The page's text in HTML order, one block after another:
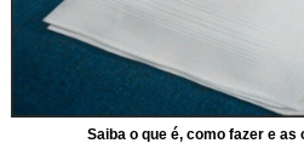
Saiba o que é, como fazer e